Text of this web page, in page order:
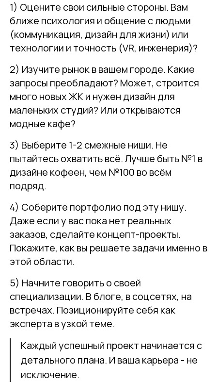
1) Оцените свои сильные стороны. Вам
ближе психология и общение с людьми
(коммуникация, дизайн для жизни) или
технологии и точность (VR, инженерия)?
2) Изучите рынок в вашем городе. Какие
запросы преобладают? Может, строится
много новых ЖК и нужен дизайн для
маленьких студий? Или открываются
модные кафе?
3) Выберите 1-2 смежные ниши. Не
пытайтесь охватить всё. Лучше быть №1 в
дизайне кофеен, чем №100 во всём
подряд.
4) Соберите портфолио под эту нишу.
Даже если у вас пока нет реальных
заказов, сделайте концепт-проекты.
Покажите, как вы решаете задачи именно в
этой области.
5) Начните говорить о своей
специализации. В блоге, в соцсетях, на
встречах. Позиционируйте себя как
эксперта в узкой теме.
Каждый успешный проект начинается с
детального плана. И ваша карьера - не
исключение.